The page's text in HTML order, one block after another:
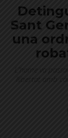
Sant
una
L'home va
llibertat amb